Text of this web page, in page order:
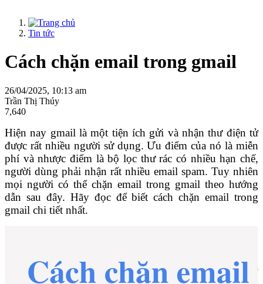
Tin tức
Cách chặn email trong gmail
26/04/2025, 10:13 am
Trần Thị Thúy
7,640
Hiện nay gmail là một tiện ích gửi và nhận thư điện tử
được rất nhiều người sử dụng. Ưu điểm của nó là miễn
phí và nhược điểm là bộ lọc thư rác có nhiều hạn chế,
người dùng phải nhận rất nhiều email spam. Tuy nhiên
mọi người có thể chặn email trong gmail theo hướng
dẫn sau đây. Hãy đọc để biết cách chặn email trong
gmail chi tiết nhất.